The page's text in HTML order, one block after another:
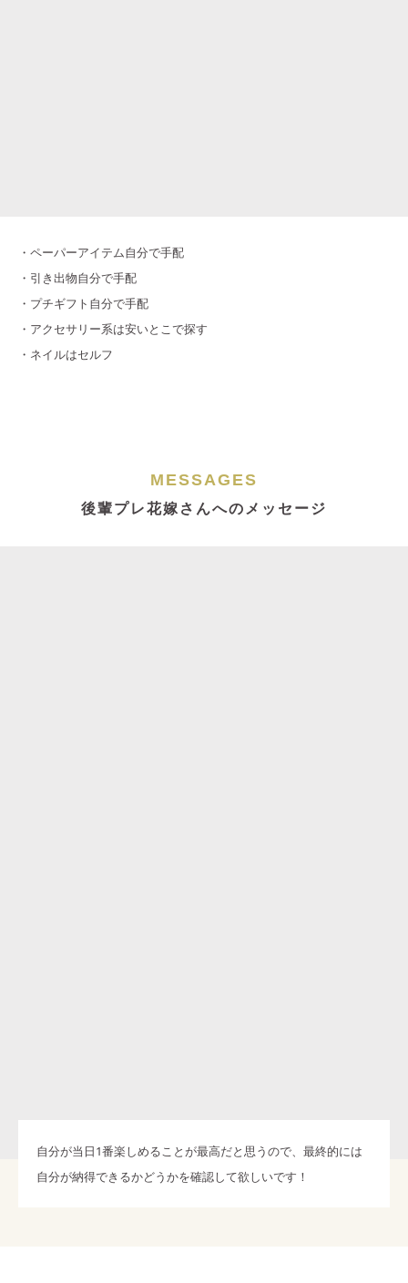
・ペーパーアイテム自分で手配
・引き出物自分で手配
・プチギフト自分で手配
・アクセサリー系は安いとこで探す
・ネイルはセルフ
MESSAGES
後輩プレ花嫁さんへのメッセージ
自分が当日1番楽しめることが最高だと思うので、最終的には
自分が納得できるかどうかを確認して欲しいです！